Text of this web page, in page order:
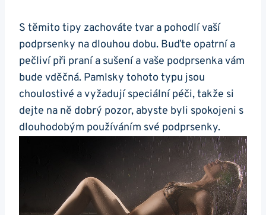
S těmito tipy zachováte tvar a pohodlí vaší
podprsenky na dlouhou dobu. Buďte opatrní a
pečliví při praní a sušení a vaše podprsenka vám
bude vděčná. Pamlsky tohoto typu jsou
choulostivé a vyžadují speciální péči, takže si
dejte na ně dobrý pozor, abyste byli spokojeni s
dlouhodobým používáním své podprsenky.